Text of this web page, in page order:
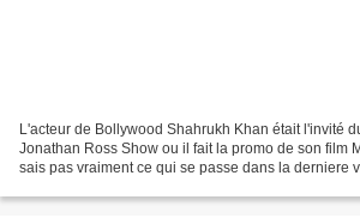
L'acteur de Bollywood Shahrukh Khan était l'invité
Jonathan Ross Show ou il fait la promo de son film
sais pas vraiment ce qui se passe dans la derniere